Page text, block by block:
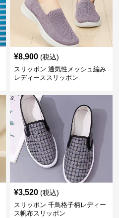
¥8,900 (税込)
スリッポン 通気性メッシュ編み
レディーススリッポン
¥3,520 (税込)
スリッポン 千鳥格子柄レディー
ス帆布スリッポン